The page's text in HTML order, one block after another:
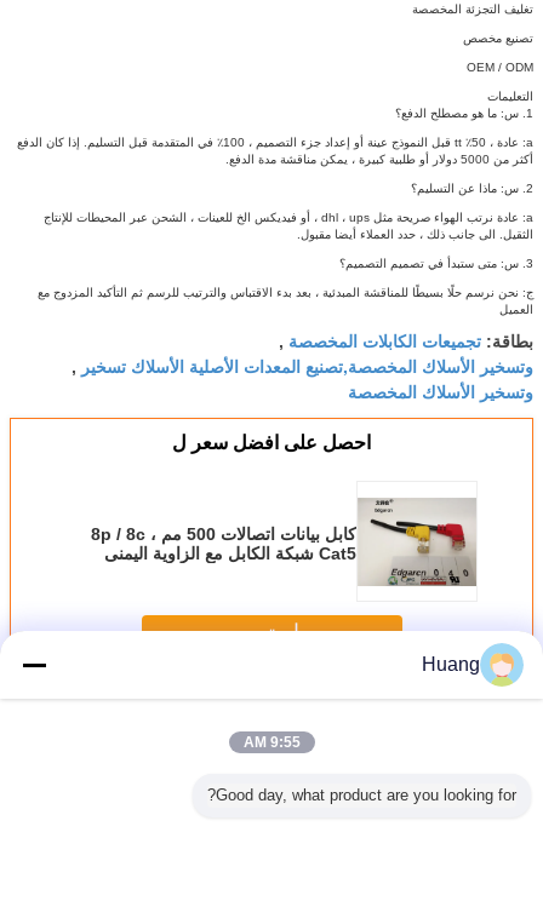
تغليف التجزئة المخصصة
تصنيع مخصص
OEM / ODM
التعليمات
1. س: ما هو مصطلح الدفع؟
a: عادة ، 50٪ tt قبل النموذج عينة أو إعداد جزء التصميم ، 100٪ في المتقدمة قبل التسليم.
إذا كان الدفع
أكثر من 5000 دولار أو طلبية كبيرة ، يمكن مناقشة مدة الدفع.
2. س: ماذا عن التسليم؟
a: عادة نرتب الهواء صريحة مثل dhl ، ups ، أو فيديكس الخ للعينات ، الشحن عبر المحيطات للإنتاج
الثقيل.
الى جانب ذلك ، حدد العملاء أيضا مقبول.
3. س: متى ستبدأ في تصميم التصميم؟
ج: نحن نرسم حلًا بسيطًا للمناقشة المبدئية ، بعد بدء الاقتباس والترتيب للرسم ثم التأكيد المزدوج مع
العميل
بطاقة: تجميعات الكابلات المخصصة ,
وتسخير الأسلاك المخصصة,تصنيع المعدات الأصلية الأسلاك تسخير ,
وتسخير الأسلاك المخصصة
احصل على افضل سعر ل
كابل بيانات اتصالات 500 مم ، 8p / 8c
Cat5 شبكة الكابل مع الزاوية اليمنى
استمر
أكثرجمعيات الأسلاك المخصصة
Huang
9:55 AM
Good day, what product are you looking for?